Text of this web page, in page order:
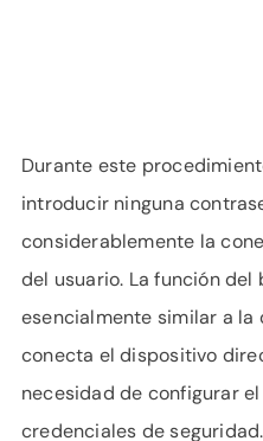
Durante este
introducir ninguna
considerablemente la
del usuario. La función del
esencialmente similar a la
conecta el dispositivo
necesidad de configurar
credenciales de seguridad.